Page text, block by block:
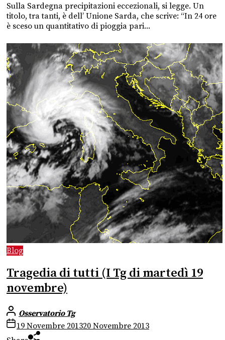
Sulla Sardegna precipitazioni eccezionali, si legge. Un
titolo, tra tanti, è dell’ Unione Sarda, che scrive: “In 24 ore
è sceso un quantitativo di pioggia pari...
Blog
Tragedia di tutti (I Tg di martedì 19
novembre)
Osservatorio Tg
19 Novembre 201320 Novembre 2013